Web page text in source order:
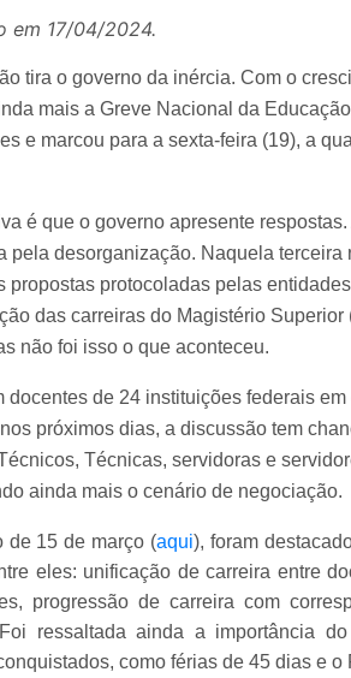
em 17/04/2024.
tira o governo da inércia. Com o
mais a Greve Nacional da
e marcou para a sexta-feira (19), a
é que o governo apresente
pela desorganização. Naquela terceira
propostas protocoladas pelas
das carreiras do Magistério
não foi isso o que aconteceu.
docentes de 24 instituições federais
próximos dias, a discussão tem
Técnicas, servidoras e
ainda mais o cenário de negociação.
de 15 de março (aqui), foram
eles: unificação de carreira entre
progressão de carreira com
ressaltada ainda a importância
como férias de 45 dias e